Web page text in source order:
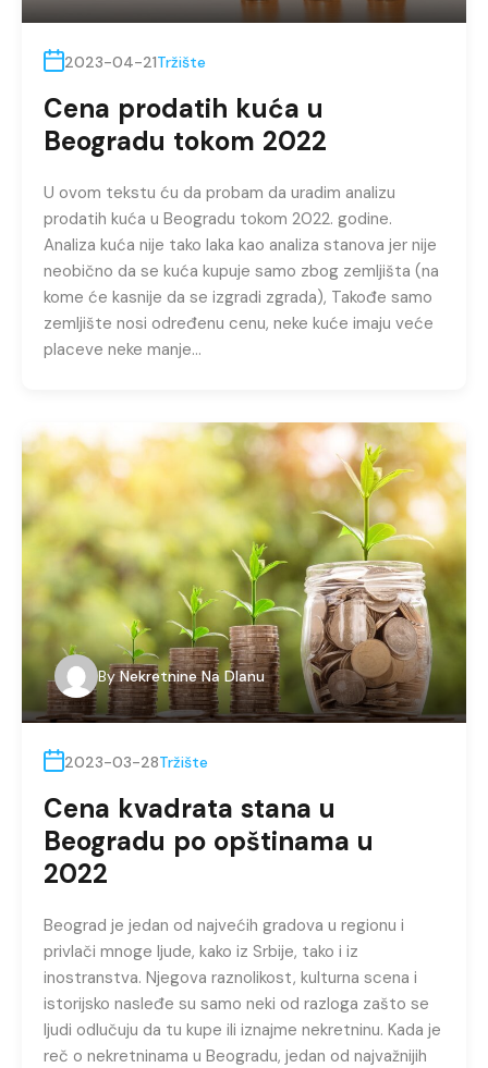
2023-04-21Tržište
Cena prodatih kuća u
Beogradu tokom 2022
U ovom tekstu ću da probam da uradim analizu
prodatih kuća u Beogradu tokom 2022. godine.
Analiza kuća nije tako laka kao analiza stanova jer nije
neobično da se kuća kupuje samo zbog zemljišta (na
kome će kasnije da se izgradi zgrada), Takođe samo
zemljište nosi određenu cenu, neke kuće imaju veće
placeve neke manje…
By Nekretnine Na Dlanu
2023-03-28Tržište
Cena kvadrata stana u
Beogradu po opštinama u
2022
Beograd je jedan od najvećih gradova u regionu i
privlači mnoge ljude, kako iz Srbije, tako i iz
inostranstva. Njegova raznolikost, kulturna scena i
istorijsko nasleđe su samo neki od razloga zašto se
ljudi odlučuju da tu kupe ili iznajme nekretninu. Kada je
reč o nekretninama u Beogradu, jedan od najvažnijih